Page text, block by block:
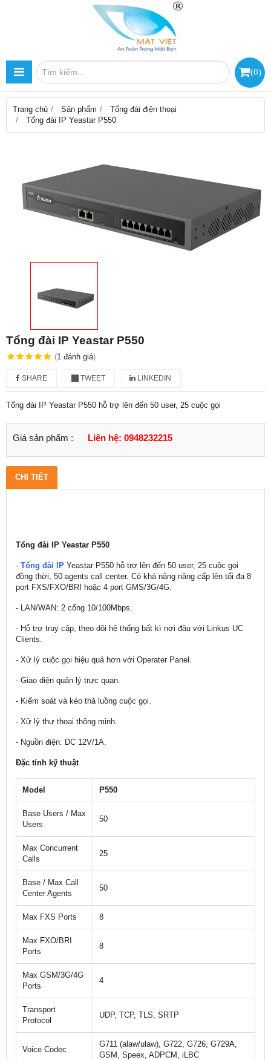
(0)
Trang chủ Sản phẩm
Tổng đài điện thoại
Tổng đài IP Yeastar P550
Tổng đài IP Yeastar P550
(1 đánh giá)
SHARE TWEET LINKEDIN
Tổng đài IP Yeastar P550 hỗ trợ lên đến 50 user, 25 cuộc gọi
Giá sản phẩm : Liên hệ: 0948232215
CHI TIẾT
Tổng đài IP Yeastar P550
- Tổng đài IP Yeastar P550 hỗ trợ lên đến 50 user, 25 cuộc gọi
đồng thời, 50 agents call center. Có khả năng nâng cấp lên tối đa 8
port FXS/FXO/BRI hoặc 4 port GMS/3G/4G.
- LAN/WAN: 2 cổng 10/100Mbps.
- Hỗ trợ truy cập, theo dõi hệ thống bất kì nơi đâu với Linkus UC
Clients.
- Xử lý cuộc gọi hiệu quả hơn với Operater Panel.
- Giao diện quản lý trực quan.
- Kiểm soát và kéo thả luồng cuộc gọi.
- Xử lý thư thoại thông minh.
- Nguồn điện: DC 12V/1A.
Đặc tính kỹ thuật
Model P550
Base Users / Max
Users
50
Max Concurrent
Calls
25
Base / Max Call
Center Agents
50
Max FXS Ports 8
Max FXO/BRI
Ports
8
Max GSM/3G/4G
Ports
4
Transport
Protocol
UDP, TCP, TLS, SRTP
Voice Codec
G711 (alaw/ulaw), G722, G726, G729A,
GSM, Speex, ADPCM, iLBC